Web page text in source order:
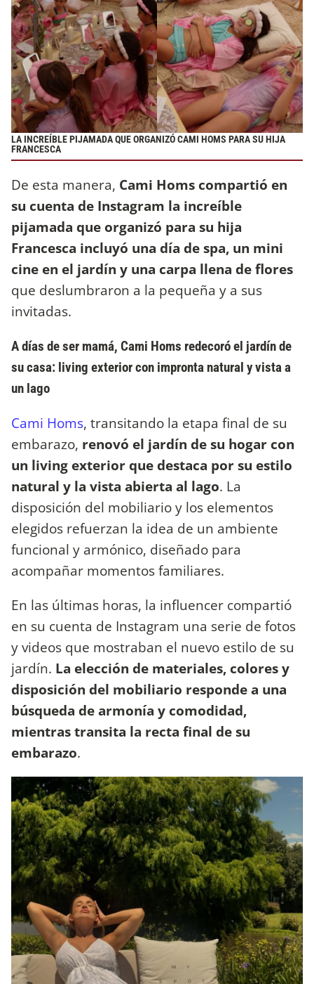
LA INCREÍBLE PIJAMADA QUE ORGANIZÓ CAMI HOMS PARA SU HIJA
FRANCESCA
De esta manera, Cami Homs compartió en
su cuenta de Instagram la increíble
pijamada que organizó para su hija
Francesca incluyó una día de spa, un mini
cine en el jardín y una carpa llena de flores
que deslumbraron a la pequeña y a sus
invitadas.
A días de ser mamá, Cami Homs redecoró el jardín de
su casa: living exterior con impronta natural y vista a
un lago
Cami Homs, transitando la etapa final de su
embarazo, renovó el jardín de su hogar con
un living exterior que destaca por su estilo
natural y la vista abierta al lago. La
disposición del mobiliario y los elementos
elegidos refuerzan la idea de un ambiente
funcional y armónico, diseñado para
acompañar momentos familiares.
En las últimas horas, la influencer compartió
en su cuenta de Instagram una serie de fotos
y videos que mostraban el nuevo estilo de su
jardín. La elección de materiales, colores y
disposición del mobiliario responde a una
búsqueda de armonía y comodidad,
mientras transita la recta final de su
embarazo.